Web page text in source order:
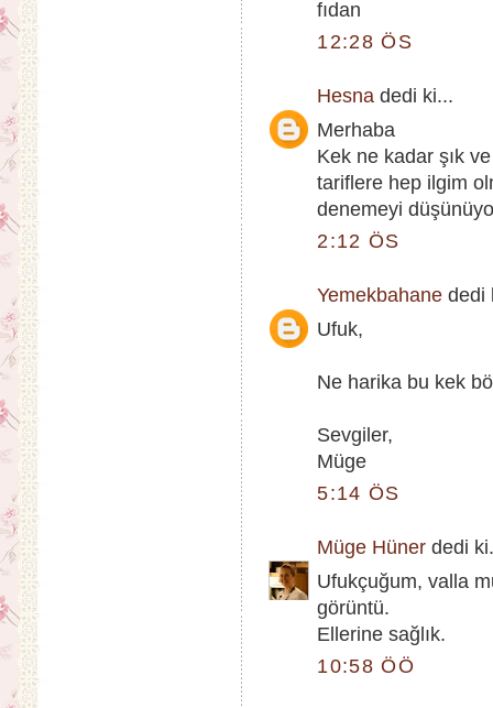
fıdan
12:28 ÖS
Hesna dedi ki...
Merhaba
Kek ne kadar şık
tariflere hep ilgim
denemeyi
2:12 ÖS
Yemekbahane dedi
Ufuk,
Ne harika bu kek
Sevgiler,
Müge
5:14 ÖS
Müge Hüner dedi
Ufukçuğum, valla
görüntü.
Ellerine sağlık.
10:58 ÖÖ